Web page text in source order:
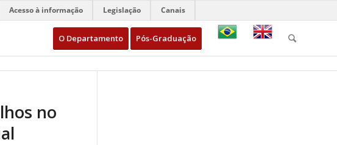
Acesso à informação Legislação Canais
O Departamento Pós-Graduação
no